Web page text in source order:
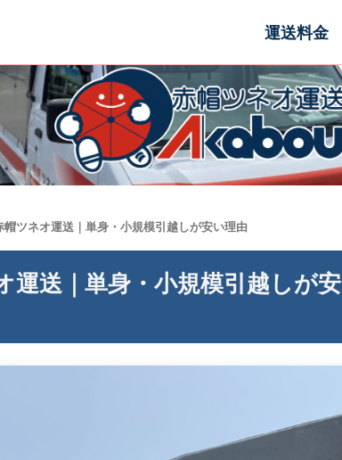
ツネオ運送｜単身・小規模引越しが安い理由
運送｜単身・小規模引越しが安
運送料金